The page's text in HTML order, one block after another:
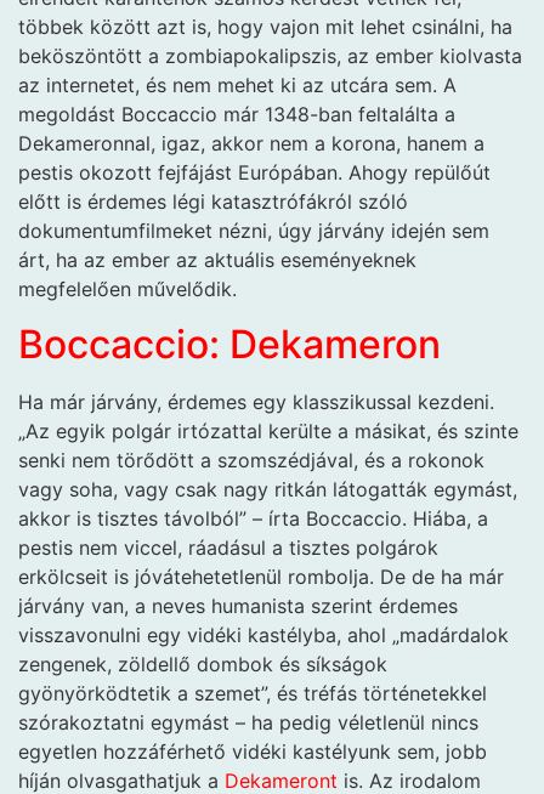
többek között azt is, hogy vajon mit lehet csinálni, ha
beköszöntött a zombiapokalipszis, az ember kiolvasta
az internetet, és nem mehet ki az utcára sem. A
megoldást Boccaccio már 1348-ban feltalálta a
Dekameronnal, igaz, akkor nem a korona, hanem a
pestis okozott fejfájást Európában. Ahogy repülőút
előtt is érdemes légi katasztrófákról szóló
dokumentumfilmeket nézni, úgy járvány idején sem
árt, ha az ember az aktuális eseményeknek
megfelelően művelődik.
Boccaccio: Dekameron
Ha már járvány, érdemes egy klasszikussal kezdeni.
„Az egyik polgár irtózattal kerülte a másikat, és szinte
senki nem törődött a szomszédjával, és a rokonok
vagy soha, vagy csak nagy ritkán látogatták egymást,
akkor is tisztes távolból” – írta Boccaccio. Hiába, a
pestis nem viccel, ráadásul a tisztes polgárok
erkölcseit is jóvátehetetlenül rombolja. De de ha már
járvány van, a neves humanista szerint érdemes
visszavonulni egy vidéki kastélyba, ahol „madárdalok
zengenek, zöldellő dombok és síkságok
gyönyörködtetik a szemet”, és tréfás történetekkel
szórakoztatni egymást – ha pedig véletlenül nincs
egyetlen hozzáférhető vidéki kastélyunk sem, jobb
híján olvasgathatjuk a Dekameront is. Az irodalom